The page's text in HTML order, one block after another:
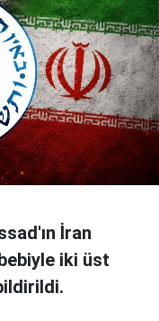
İran
iki üst